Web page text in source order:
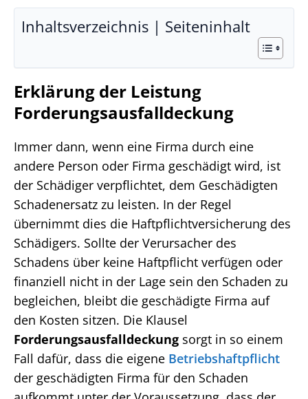
Inhaltsverzeichnis | Seiteninhalt
Erklärung der Leistung
Forderungsausfalldeckung
Immer dann, wenn eine Firma durch eine
andere Person oder Firma geschädigt wird, ist
der Schädiger verpflichtet, dem Geschädigten
Schadenersatz zu leisten. In der Regel
übernimmt dies die Haftpflichtversicherung des
Schädigers. Sollte der Verursacher des
Schadens über keine Haftpflicht verfügen oder
finanziell nicht in der Lage sein den Schaden zu
begleichen, bleibt die geschädigte Firma auf
den Kosten sitzen. Die Klausel
Forderungsausfalldeckung sorgt in so einem
Fall dafür, dass die eigene Betriebshaftpflicht
der geschädigten Firma für den Schaden